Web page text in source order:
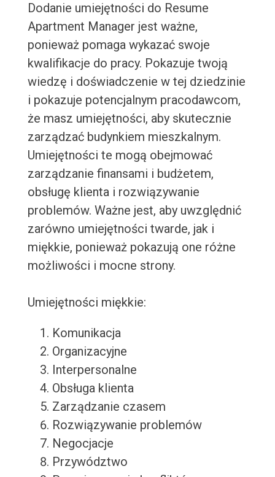
Dodanie umiejętności do Resume
Apartment Manager jest ważne,
ponieważ pomaga wykazać swoje
kwalifikacje do pracy. Pokazuje twoją
wiedzę i doświadczenie w tej dziedzinie
i pokazuje potencjalnym pracodawcom,
że masz umiejętności, aby skutecznie
zarządzać budynkiem mieszkalnym.
Umiejętności te mogą obejmować
zarządzanie finansami i budżetem,
obsługę klienta i rozwiązywanie
problemów. Ważne jest, aby uwzględnić
zarówno umiejętności twarde, jak i
miękkie, ponieważ pokazują one różne
możliwości i mocne strony.
Umiejętności miękkie:
Komunikacja
Organizacyjne
Interpersonalne
Obsługa klienta
Zarządzanie czasem
Rozwiązywanie problemów
Negocjacje
Przywództwo